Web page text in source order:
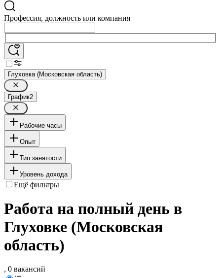
Профессия, должность или компания
Глуховка (Московская область)
График2
Рабочие часы
Опыт
Тип занятости
Уровень дохода
Ещё фильтры
Работа на полный день в
Глуховке (Московская
область)
, 0 вакансий